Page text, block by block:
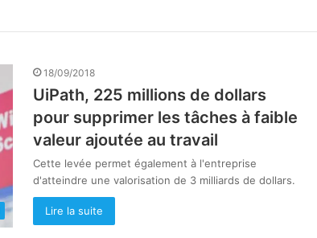
18/09/2018
UiPath, 225 millions de dollars
pour supprimer les tâches à faible
valeur ajoutée au travail
Cette levée permet également à l'entreprise
d'atteindre une valorisation de 3 milliards de dollars.
Lire la suite